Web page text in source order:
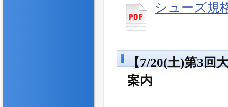
シューズ規
【7/20(土)第3回
案内